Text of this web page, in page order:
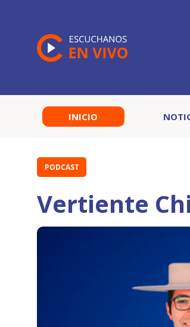
INICIO
PODCAST
Vertiente